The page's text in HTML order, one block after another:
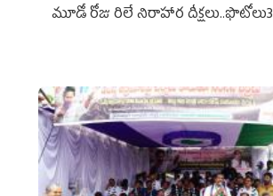
మూడో రోజు రిలే నిరాహార దీక్షలు..ఫొటోలు3